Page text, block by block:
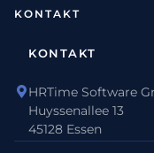
KONTAKT
KONTAKT
HRTime Software
Huyssenallee 13
45128 Essen